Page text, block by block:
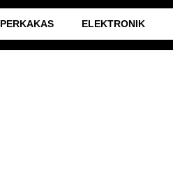
PERKAKAS ELEKTRONIK